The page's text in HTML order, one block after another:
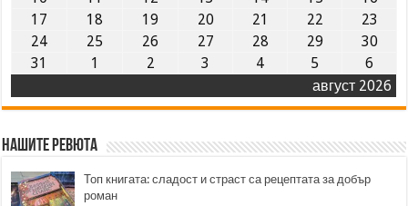
август 2026
17
18 19 20 21 22
23
24
25 26 27 28 29
30
31
1 2 3 4 5 6
Нашите ревюта
Топ книгата: сладост и страст са рецептата за добър
роман